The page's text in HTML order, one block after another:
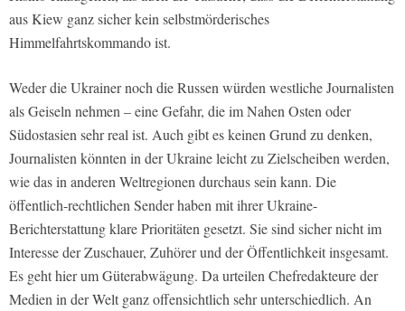
aus Kiew ganz sicher kein selbstmörderisches
Himmelfahrtskommando ist.
Weder die Ukrainer noch die Russen würden westliche Journalisten
als Geiseln nehmen – eine Gefahr, die im Nahen Osten oder
Südostasien sehr real ist. Auch gibt es keinen Grund zu denken,
Journalisten könnten in der Ukraine leicht zu Zielscheiben werden,
wie das in anderen Weltregionen durchaus sein kann. Die
öffentlich-rechtlichen Sender haben mit ihrer Ukraine-
Berichterstattung klare Prioritäten gesetzt. Sie sind sicher nicht im
Interesse der Zuschauer, Zuhörer und der Öffentlichkeit insgesamt.
Es geht hier um Güterabwägung. Da urteilen Chefredakteure der
Medien in der Welt ganz offensichtlich sehr unterschiedlich. An